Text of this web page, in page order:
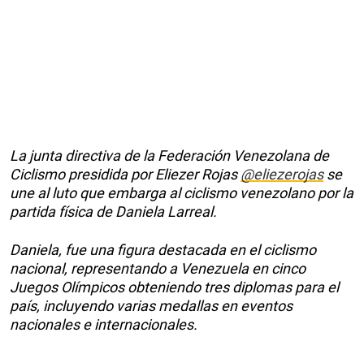
La junta directiva de la Federación Venezolana de
Ciclismo presidida por Eliezer Rojas@eliezerojasse
une al luto que embarga al ciclismo venezolano por la
partida física de Daniela Larreal.
Daniela, fue una figura destacada en el ciclismo
nacional, representando a Venezuela en cinco
Juegos Olímpicos obteniendo tres diplomas para el
país, incluyendo varias medallas en eventos
nacionales e internacionales.